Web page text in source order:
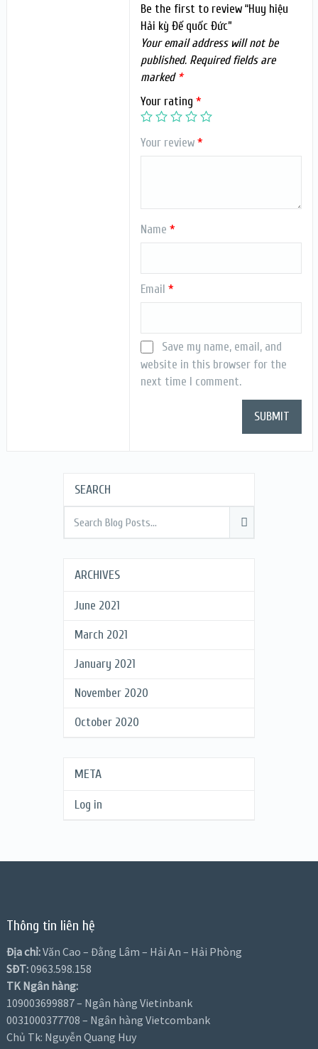
Be the first to review “Huy hiệu
Hải kỳ Đế quốc Đức”
Your email address will not be
published. Required fields are
marked *
Your rating*
Your review*
Name*
Email*
Save my name, email, and
website in this browser for the
next time I comment.
SEARCH
ARCHIVES
June 2021
March 2021
January 2021
November 2020
October 2020
META
Log in
Thông tin liên hệ
Địa chỉ:Văn Cao – Đằng Lâm – Hải An – Hải Phòng
SĐT:0963.598.158
TK Ngân hàng:
109003699887 – Ngân hàng Vietinbank
0031000377708 – Ngân hàng Vietcombank
Chủ Tk: Nguyễn Quang Huy